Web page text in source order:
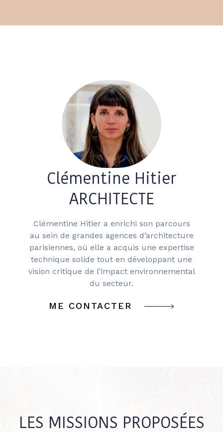
Clémentine Hitier
ARCHITECTE
Clémentine Hitier a enrichi son parcours
au sein de grandes agences d’architecture
parisiennes, où elle a acquis une expertise
technique solide tout en développant une
vision critique de l’impact environnemental
du secteur.
ME CONTACTER
LES MISSIONS PROPOSÉES